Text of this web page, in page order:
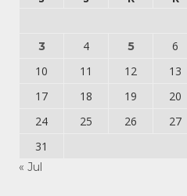
3 4 5 6
10
11 12 13
17
18 19 20
24
25 26 27
31
« Jul